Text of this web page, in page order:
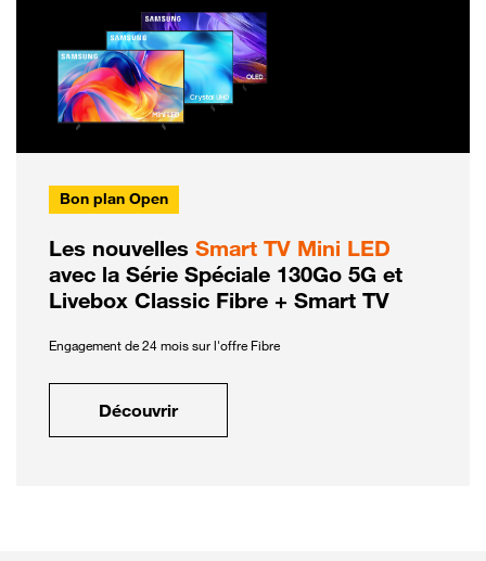
Bon plan Open
Les nouvelles Smart TV Mini LED
avec la Série Spéciale 130Go 5G et
Livebox Classic Fibre + Smart TV
Engagement de 24 mois sur l'offre Fibre
Découvrir